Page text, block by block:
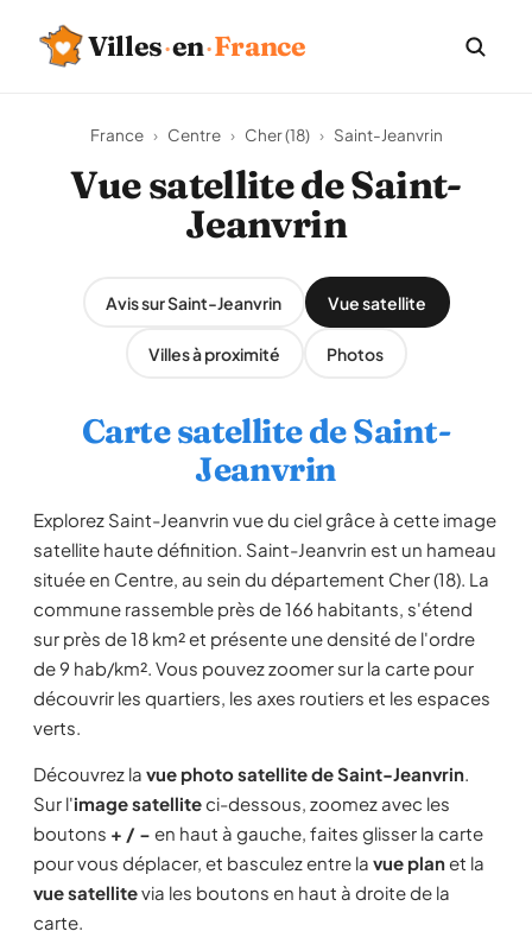
Villes·en·France
France › Centre › Cher (18) › Saint-Jeanvrin
Vue satellite de Saint-
Jeanvrin
Avis sur Saint-Jeanvrin Vue satellite
Villes à proximité Photos
Carte satellite de Saint-
Jeanvrin
Explorez Saint-Jeanvrin vue du ciel grâce à cette image
satellite haute définition. Saint-Jeanvrin est un hameau
située en Centre, au sein du département Cher (18). La
commune rassemble près de 166 habitants, s'étend
sur près de 18 km² et présente une densité de l'ordre
de 9 hab/km². Vous pouvez zoomer sur la carte pour
découvrir les quartiers, les axes routiers et les espaces
verts.
Découvrez la vue photo satellite de Saint-Jeanvrin.
Sur l'image satelliteci-dessous, zoomez avec les
boutons + / − en haut à gauche, faites glisser la carte
pour vous déplacer, et basculez entre la vue planet la
vue satellitevia les boutons en haut à droite de la
carte.